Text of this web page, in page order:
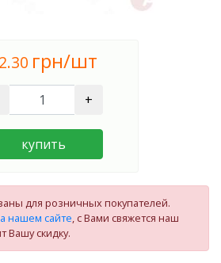
грн/шт
+
купить
для розничных покупателей.
нашем сайте, с Вами свяжется наш
Вашу скидку.